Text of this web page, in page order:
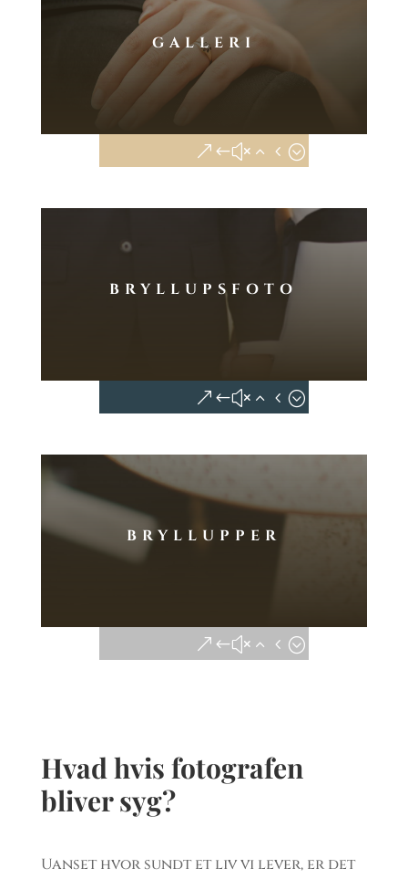
GALLERI
BRYLLUPSFOTO
BRYLLUPPER
Hvad hvis fotografen
bliver syg?
Uanset hvor sundt et liv vi lever, er det